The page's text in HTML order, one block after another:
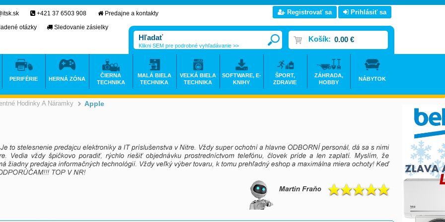
Hodinky A Náramky >
Apple
+421 37 6503 908
Predajne a kontakty
otázky
Sledovanie zásielky
Registrovať sa Prihlásiť sa
Košík: 0.00 €
Klikni SEM pre podrobné vyhľadávanie >>
PERIFÉRIE HERNÁ ZÓNA
ČIERNA
TECHNIKA
MALÁ BIELA
TECHNIKA
VEĽKÁ BIELA
TECHNIKA
SOFTWARE, E-
KNIHY
ŠPORT,
ZDRAVIE
ZÁHRADA,
HOBBY
NÁBYTOK